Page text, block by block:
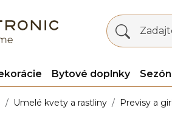
Bytové doplnky
Umelé kvety a rastliny Previsy a